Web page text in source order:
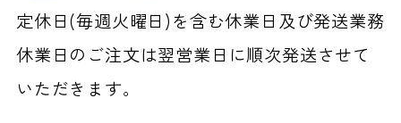
定休日(毎週火曜日)を含む休業日及び発送業務
休業日のご注文は翌営業日に順次発送させて
いただきます。